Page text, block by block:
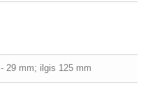
29 mm; ilgis 125 mm